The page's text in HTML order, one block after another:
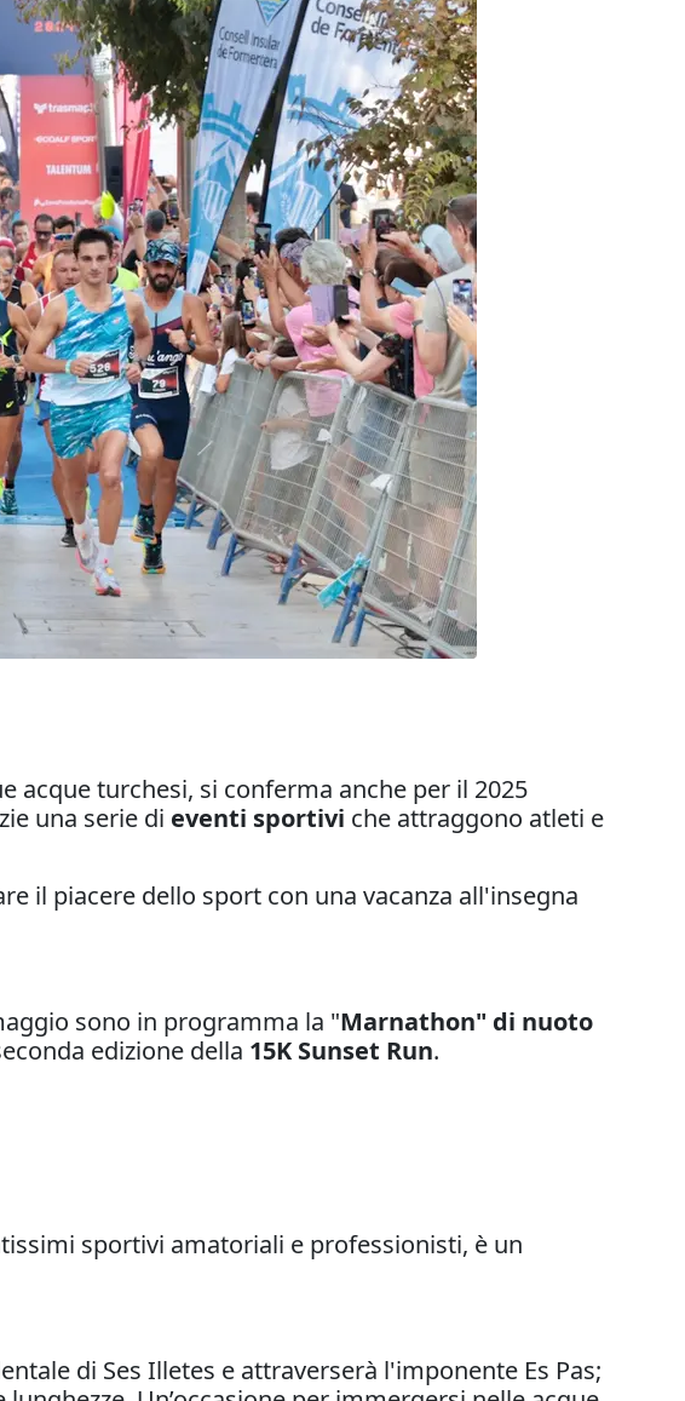
acque turchesi, si conferma anche per il 2025
una serie di eventi sportivi che attraggono atleti e
il piacere dello sport con una vacanza all'insegna
sono in programma la "Marnathon" di nuoto
edizione della 15K Sunset Run.
sportivi amatoriali e professionisti, è un
di Ses Illetes e attraverserà l'imponente Es Pas;